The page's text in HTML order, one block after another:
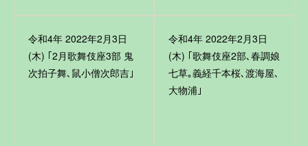
令和4年 2022年2月3日
(木) ｢2月歌舞伎座3部 鬼
次拍子舞､鼠小僧次郎吉｣
令和4年 2022年2月3日
(木) ｢歌舞伎座2部､春調娘
七草｡義経千本桜､渡海屋､
大物浦｣